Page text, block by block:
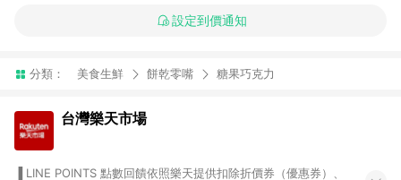
設定到價通知
分類： 美食生鮮 餅乾零嘴 糖果巧克力
台灣樂天市場